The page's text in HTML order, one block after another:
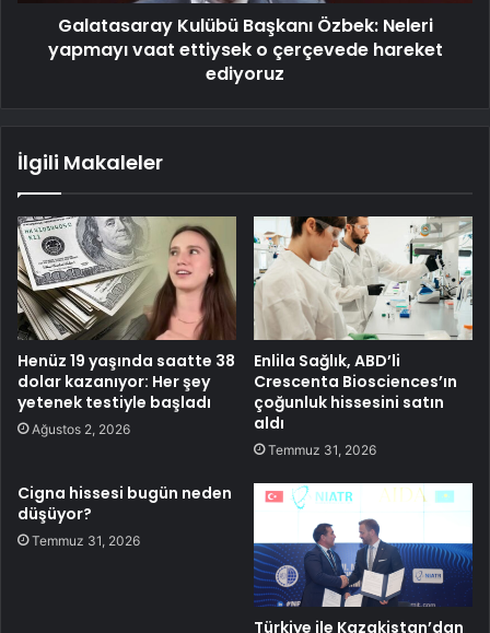
Galatasaray Kulübü Başkanı Özbek: Neleri
yapmayı vaat ettiysek o çerçevede hareket
ediyoruz
İlgili Makaleler
Henüz 19 yaşında saatte 38
dolar kazanıyor: Her şey
yetenek testiyle başladı
Ağustos 2, 2026
Enlila Sağlık, ABD’li
Crescenta Biosciences’ın
çoğunluk hissesini satın
aldı
Temmuz 31, 2026
Cigna hissesi bugün neden
düşüyor?
Temmuz 31, 2026
Türkiye ile Kazakistan’dan